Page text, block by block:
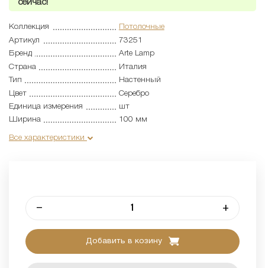
сейчас!
Коллекция
Потолочные
Артикул
73251
Бренд
Arte Lamp
Страна
Италия
Тип
Настенный
Цвет
Серебро
Единица измерения
шт
Ширина
100 мм
Все характеристики
– +
Добавить в козину